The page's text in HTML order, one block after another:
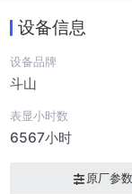
设备信息
设备品牌
斗山
表显小时数
6567小时
原厂参数